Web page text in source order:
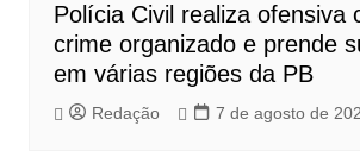
Polícia Civil realiza ofensiva
crime organizado e prende
em várias regiões da PB
Redação 7 de agosto de